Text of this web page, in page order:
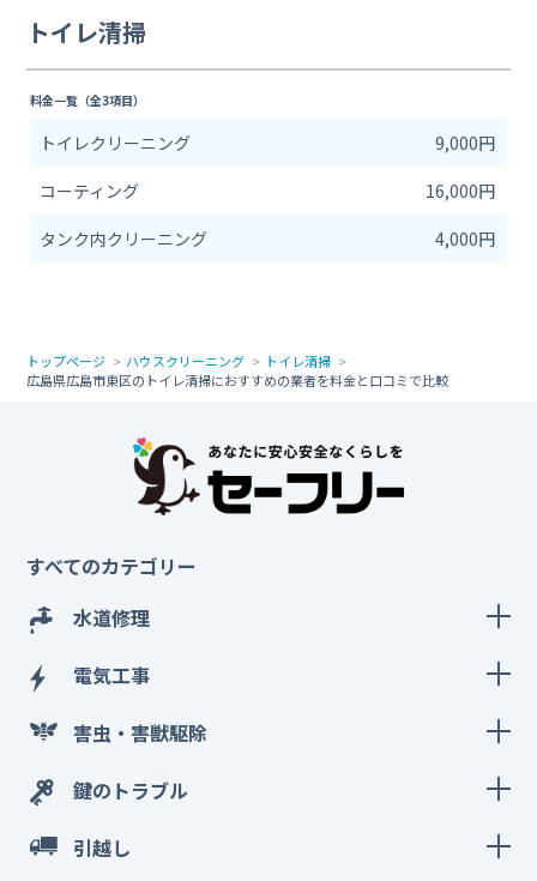
トイレ清掃
料金一覧（全3項目）
トイレクリーニング
9,000円
コーティング
16,000円
タンク内クリーニング
4,000円
トップページ ハウスクリーニング
トイレ清掃
広島県広島市東区のトイレ清掃におすすめの業者を料金と口コミで比較
すべてのカテゴリー
水道修理
電気工事
害虫・害獣駆除
鍵のトラブル
引越し